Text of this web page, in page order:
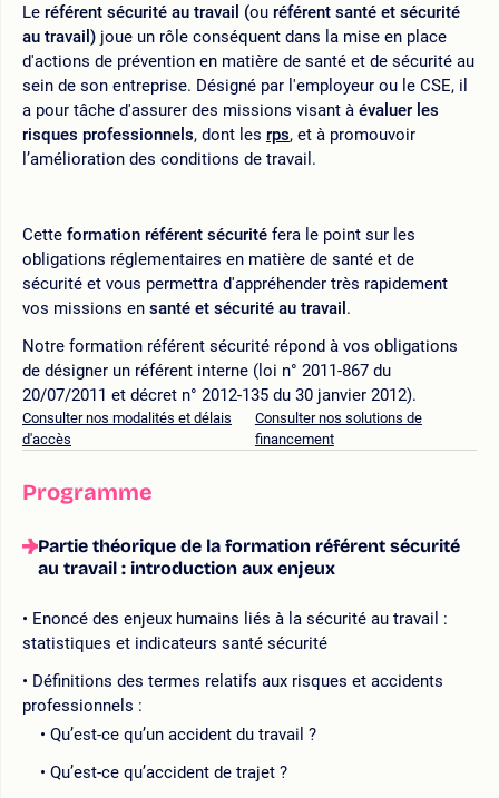
Le référent sécurité au travail (ou référent santé et sécurité
au travail ) joue un rôle conséquent dans la mise en place
d'actions de prévention en matière de santé et de sécurité au
sein de son entreprise. Désigné par l'employeur ou le CSE, il
a pour tâche d'assurer des missions visant à évaluer les
risques professionnels, dont les rps, et à promouvoir
l’amélioration des conditions de travail.
Cette formation référent sécurité fera le point sur les
obligations réglementaires en matière de santé et de
sécurité et vous permettra d'appréhender très rapidement
vos missions en santé et sécurité au travail .
Notre formation référent sécurité répond à vos obligations
de désigner un référent interne (loi n° 2011-867 du
20/07/2011 et décret n° 2012-135 du 30 janvier 2012).
Consulter nos modalités et délais
d'accès
Consulter nos solutions de
financement
Programme
Partie théorique de la formation référent sécurité
au travail : introduction aux enjeux
Enoncé des enjeux humains liés à la sécurité au travail :
statistiques et indicateurs santé sécurité
Définitions des termes relatifs aux risques et accidents
professionnels :
Qu’est-ce qu’un accident du travail ?
Qu’est-ce qu’accident de trajet ?